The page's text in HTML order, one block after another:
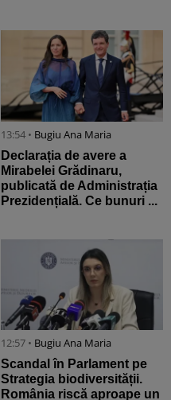
13:54 • Bugiu ⁠Ana Maria
Declarația de avere a
Mirabelei Grădinaru,
publicată de Administrația
Prezidențială. Ce bunuri ...
12:57 • Bugiu ⁠Ana Maria
Scandal în Parlament pe
Strategia biodiversității.
România riscă aproape un